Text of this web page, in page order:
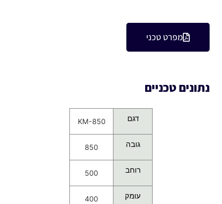
מפרט טכני
נתונים טכניים
דגם KM-850
גובה 850
רוחב 500
עומק 400